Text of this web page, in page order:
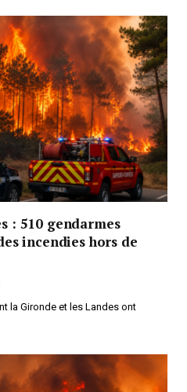
: 510 gendarmes
incendies hors de
la Gironde et les Landes ont